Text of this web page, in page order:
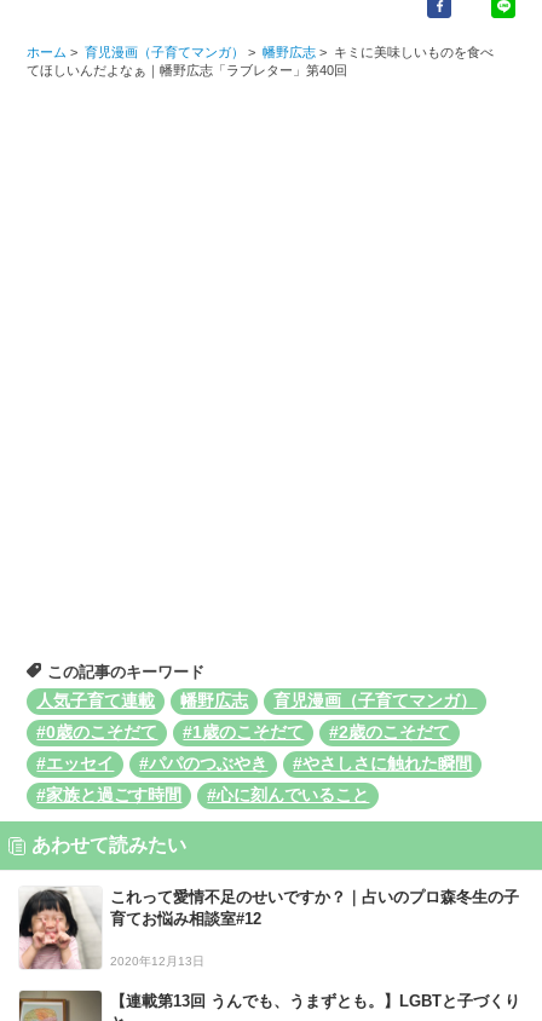
ホーム > 育児漫画（子育てマンガ） > 幡野広志 > キミに美味しいものを食べ
てほしいんだよなぁ｜幡野広志「ラブレター」第40回
この記事のキーワード
人気子育て連載
幡野広志
育児漫画（子育てマンガ）
#0歳のこそだて
#1歳のこそだて
#2歳のこそだて
#エッセイ
#パパのつぶやき
#やさしさに触れた瞬間
#家族と過ごす時間
#心に刻んでいること
あわせて読みたい
これって愛情不足のせいですか？｜占いのプロ森冬生の子
育てお悩み相談室#12
2020年12月13日
【連載第13回 うんでも、うまずとも。】LGBTと子づくり